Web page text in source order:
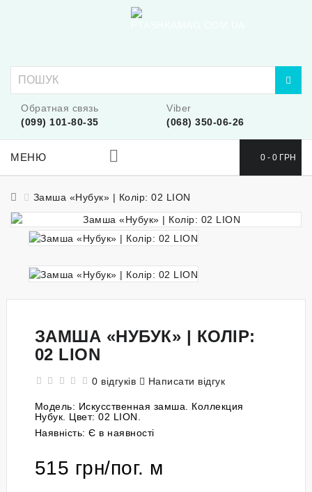
Обратная связь
(099) 101-80-35
Viber
(068) 350-06-26
0 - 0 ГРН
МЕНЮ
Замша «Нубук» | Колір: 02 LION
ЗАМША «НУБУК» | КОЛІР:
02 LION
0 відгуків Написати відгук
Модель: Искусственная замша. Коллекция
Нубук. Цвет: 02 LION.
Наявність: Є в наявності
515 грн/пог. м